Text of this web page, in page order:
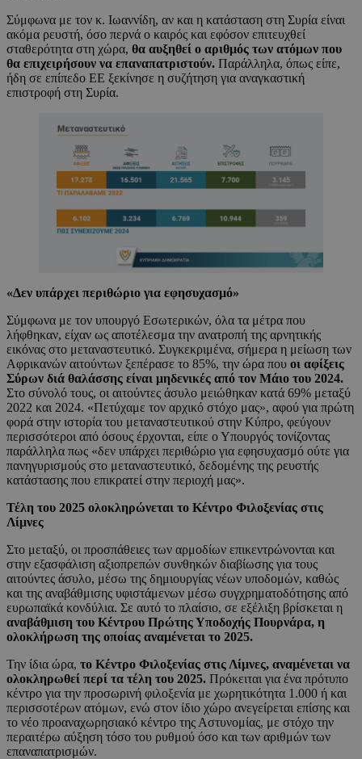
Σύμφωνα με τον κ. Ιωαννίδη, αν και η κατάσταση στη Συρία είναι
ακόμα ρευστή, όσο περνά ο καιρός και εφόσον επιτευχθεί
σταθερότητα στη χώρα, θα αυξηθεί ο αριθμός των ατόμων που
θα επιχειρήσουν να επαναπατριστούν. Παράλληλα, όπως είπε,
ήδη σε επίπεδο ΕΕ ξεκίνησε η συζήτηση για αναγκαστική
επιστροφή στη Συρία.
«Δεν υπάρχει περιθώριο για εφησυχασμό»
Σύμφωνα με τον υπουργό Εσωτερικών, όλα τα μέτρα που
λήφθηκαν, είχαν ως αποτέλεσμα την ανατροπή της αρνητικής
εικόνας στο μεταναστευτικό. Συγκεκριμένα, σήμερα η μείωση των
Αφρικανών αιτούντων ξεπέρασε το 85%, την ώρα που οι αφίξεις
Σύρων διά θαλάσσης είναι μηδενικές από τον Μάιο του 2024.
Στο σύνολό τους, οι αιτούντες άσυλο μειώθηκαν κατά 69% μεταξύ
2022 και 2024. «Πετύχαμε τον αρχικό στόχο μας», αφού για πρώτη
φορά στην ιστορία του μεταναστευτικού στην Κύπρο, φεύγουν
περισσότεροι από όσους έρχονται, είπε ο Υπουργός τονίζοντας
παράλληλα πως «δεν υπάρχει περιθώριο για εφησυχασμό ούτε για
πανηγυρισμούς στο μεταναστευτικό, δεδομένης της ρευστής
κατάστασης που επικρατεί στην περιοχή μας».
Τέλη του 2025 ολοκληρώνεται το Κέντρο Φιλοξενίας στις
Λίμνες
Στο μεταξύ, οι προσπάθειες των αρμοδίων επικεντρώνονται και
στην εξασφάλιση αξιοπρεπών συνθηκών διαβίωσης για τους
αιτούντες άσυλο, μέσω της δημιουργίας νέων υποδομών, καθώς
και της αναβάθμισης υφιστάμενων μέσω συγχρηματοδότησης από
ευρωπαϊκά κονδύλια. Σε αυτό το πλαίσιο, σε εξέλιξη βρίσκεται η
αναβάθμιση του Κέντρου Πρώτης Υποδοχής Πουρνάρα, η
ολοκλήρωση της οποίας αναμένεται το 2025.
Την ίδια ώρα, το Κέντρο Φιλοξενίας στις Λίμνες, αναμένεται να
ολοκληρωθεί περί τα τέλη του 2025. Πρόκειται για ένα πρότυπο
κέντρο για την προσωρινή φιλοξενία με χωρητικότητα 1.000 ή και
περισσοτέρων ατόμων, ενώ στον ίδιο χώρο ανεγείρεται επίσης και
το νέο προαναχωρησιακό κέντρο της Αστυνομίας, με στόχο την
περαιτέρω αύξηση τόσο του ρυθμού όσο και των αριθμών των
επαναπατρισμών.